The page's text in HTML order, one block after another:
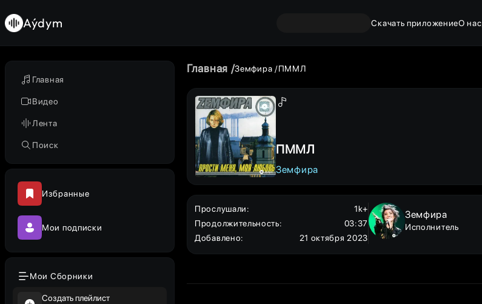
Главная
Видео
Лента
Поиск
Избранные
Мои подписки
Мои Сборники
Создать плейлист
Aýdym Скачать приложениеО нас
Главная Земфира ПММЛ
ПММЛ
Земфира
Прослушали:
1k+
Продолжительность:
03:37
Добавлено: 21 октября 2023
Земфира
Исполнитель